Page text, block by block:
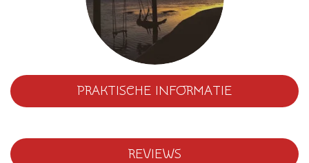
PRAKTISCHE INFORMATIE
REVIEWS